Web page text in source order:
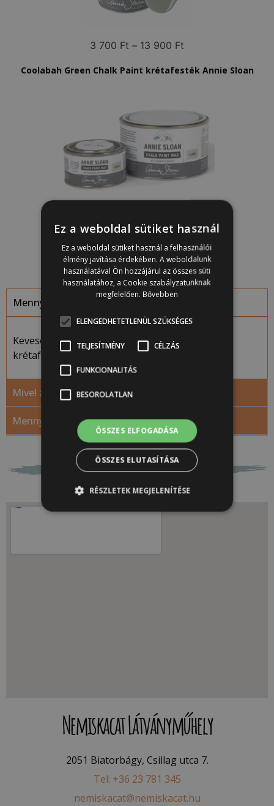
3 700 Ft – 13 900 Ft
Coolabah Green Chalk Paint krétafesték Annie Sloan
Clear Chalk Paint Wax, világos bútorviasz
Mennyi festékre volt szükség?
Kevesebb, mint fél liter Coolabah Green
krétafestéket, kb. 4 dl-t használt el.
Mivel zárta?
Mennyi időt vett igénybe?
Nemiskacat Látványműhely
2051 Biatorbágy, Csillag utca 7.
Tel: +36 23 781 345
nemiskacat@nemiskacat.hu
Ez a weboldal sütiket használ
Ez a weboldal sütiket használ a felhasználói
élmény javítása érdekében. A weboldalunk
használatával Ön hozzájárul az összes süti
használatához, a Cookie szabályzatunknak
megfelelően. Bővebben
ELENGEDHETETLENÜL SZÜKSÉGES
TELJESÍTMÉNY CÉLZÁS
FUNKCIONALITÁS
BESOROLATLAN
ÖSSZES ELFOGADÁSA
ÖSSZES ELUTASÍTÁSA
RÉSZLETEK MEGJELENÍTÉSE